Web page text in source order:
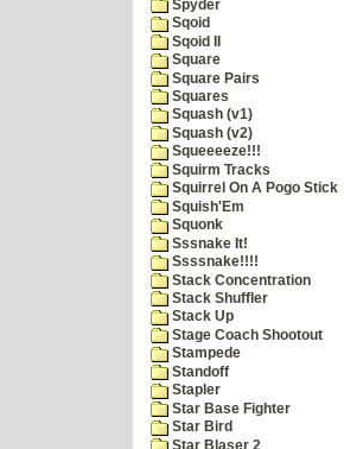
Spyder
Sqoid
Sqoid II
Square
Square Pairs
Squares
Squash (v1)
Squash (v2)
Squeeeeze!!!
Squirm Tracks
Squirrel On A Pogo Stick
Squish'Em
Squonk
Sssnake It!
Ssssnake!!!!
Stack Concentration
Stack Shuffler
Stack Up
Stage Coach Shootout
Stampede
Standoff
Stapler
Star Base Fighter
Star Bird
Star Blaser 2